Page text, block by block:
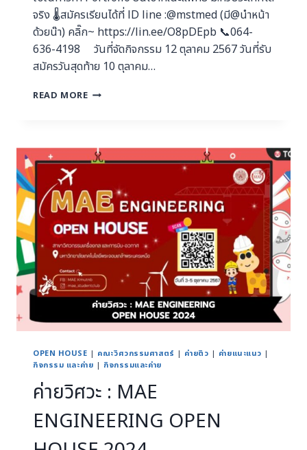
จริง 🌡สมัครเรียนได้ที่ lD line :@mstmed (มี@นำหน้า
ด้วยน๊า) คลิ๊ก~ https://lin.ee/O8pDEpb 📞064-
636-4198 วันที่จัดกิจกรรม 12 ตุลาคม 2567 วันที่รับ
สมัครวันสุดท้าย 10 ตุลาคม…
READ MORE
OPEN HOUSE | คณะวิศวกรรมศาสตร์ | ค่ายติว | ค่ายแนะแนว |
กิจกรรม และค่าย | กิจกรรมและค่าย
ค่ายวิศวะ : MAE
ENGINEERING OPEN